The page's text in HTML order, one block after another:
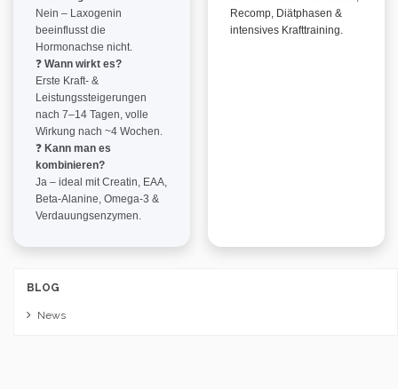
Nein – Laxogenin
beeinflusst die
Hormonachse nicht.
❓ Wann wirkt es?
Erste Kraft- &
Leistungssteigerungen
nach 7–14 Tagen, volle
Wirkung nach ~4 Wochen.
❓ Kann man es
kombinieren?
Ja – ideal mit Creatin, EAA,
Beta-Alanine, Omega-3 &
Verdauungsenzymen.
Recomp, Diätphasen &
intensives Krafttraining.
BLOG
News